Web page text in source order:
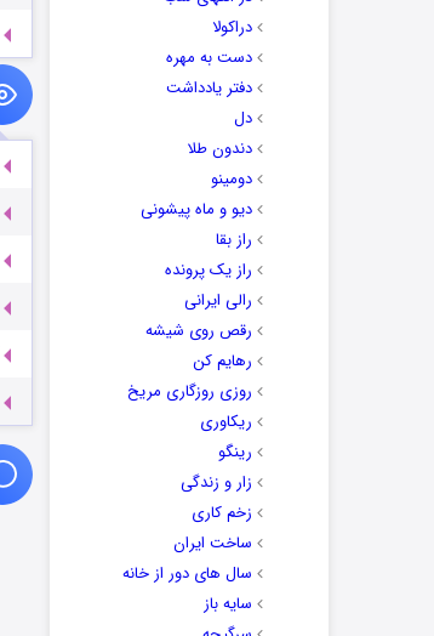
دراکولا
دست به مهره
دفتر یادداشت
دل
دندون طلا
دومینو
دیو و ماه پیشونی
راز بقا
راز یک پرونده
رالی ایرانی
رقص روی شیشه
رهایم کن
روزی روزگاری مریخ
ریکاوری
رینگو
زار و زندگی
زخم کاری
ساخت ایران
سال های دور از خانه
سایه باز